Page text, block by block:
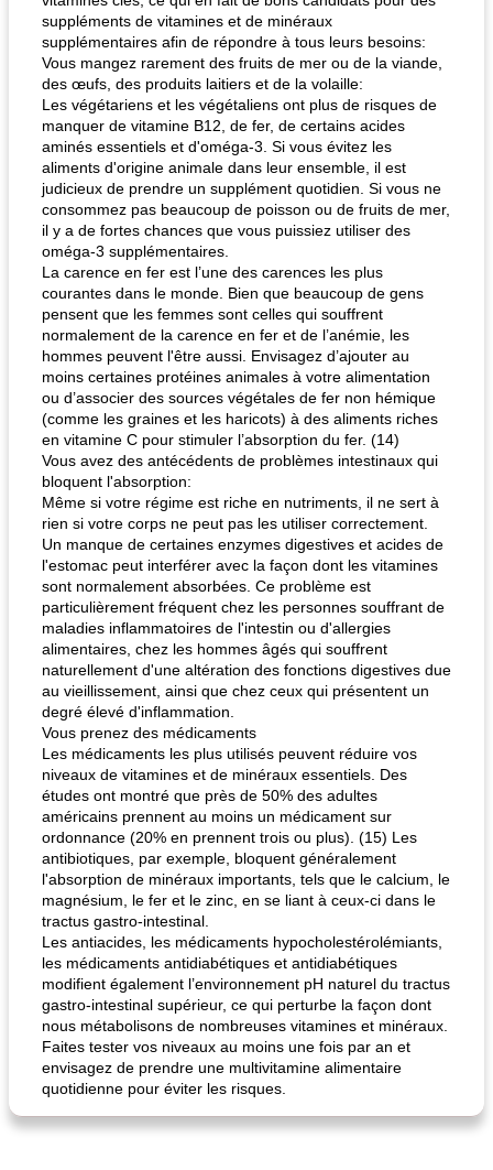
suppléments de vitamines et de minéraux
supplémentaires afin de répondre à tous leurs besoins:
Vous mangez rarement des fruits de mer ou de la viande,
des œufs, des produits laitiers et de la volaille:
Les végétariens et les végétaliens ont plus de risques de
manquer de vitamine B12, de fer, de certains acides
aminés essentiels et d'oméga-3. Si vous évitez les
aliments d'origine animale dans leur ensemble, il est
judicieux de prendre un supplément quotidien. Si vous ne
consommez pas beaucoup de poisson ou de fruits de mer,
il y a de fortes chances que vous puissiez utiliser des
oméga-3 supplémentaires.
La carence en fer est l’une des carences les plus
courantes dans le monde. Bien que beaucoup de gens
pensent que les femmes sont celles qui souffrent
normalement de la carence en fer et de l’anémie, les
hommes peuvent l'être aussi. Envisagez d’ajouter au
moins certaines protéines animales à votre alimentation
ou d’associer des sources végétales de fer non hémique
(comme les graines et les haricots) à des aliments riches
en vitamine C pour stimuler l’absorption du fer. (14)
Vous avez des antécédents de problèmes intestinaux qui
bloquent l'absorption:
Même si votre régime est riche en nutriments, il ne sert à
rien si votre corps ne peut pas les utiliser correctement.
Un manque de certaines enzymes digestives et acides de
l'estomac peut interférer avec la façon dont les vitamines
sont normalement absorbées. Ce problème est
particulièrement fréquent chez les personnes souffrant de
maladies inflammatoires de l'intestin ou d'allergies
alimentaires, chez les hommes âgés qui souffrent
naturellement d'une altération des fonctions digestives due
au vieillissement, ainsi que chez ceux qui présentent un
degré élevé d'inflammation.
Vous prenez des médicaments
Les médicaments les plus utilisés peuvent réduire vos
niveaux de vitamines et de minéraux essentiels. Des
études ont montré que près de 50% des adultes
américains prennent au moins un médicament sur
ordonnance (20% en prennent trois ou plus). (15) Les
antibiotiques, par exemple, bloquent généralement
l'absorption de minéraux importants, tels que le calcium, le
magnésium, le fer et le zinc, en se liant à ceux-ci dans le
tractus gastro-intestinal.
Les antiacides, les médicaments hypocholestérolémiants,
les médicaments antidiabétiques et antidiabétiques
modifient également l’environnement pH naturel du tractus
gastro-intestinal supérieur, ce qui perturbe la façon dont
nous métabolisons de nombreuses vitamines et minéraux.
Faites tester vos niveaux au moins une fois par an et
envisagez de prendre une multivitamine alimentaire
quotidienne pour éviter les risques.